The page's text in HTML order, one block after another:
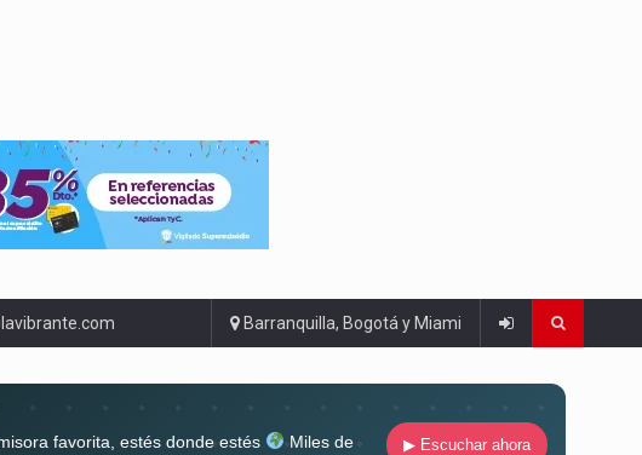
Barranquilla, Bogotá y Miami
favorita, estés donde estés
Miles de
▶ Escuchar ahora